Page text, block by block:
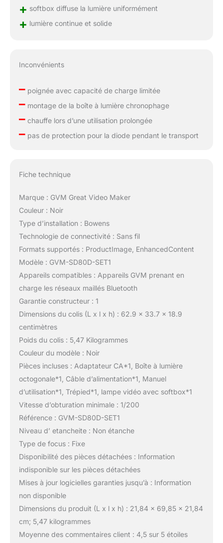
+ softbox diffuse la lumière uniformément
+ lumière continue et solide
Inconvénients
–poignée avec capacité de charge limitée
–montage de la boîte à lumière chronophage
–chauffe lors d’une utilisation prolongée
–pas de protection pour la diode pendant le transport
Fiche technique
Marque : GVM Great Video Maker
Couleur : Noir
Type d’installation : Bowens
Technologie de connectivité : Sans fil
Formats supportés : ProductImage, EnhancedContent
Modèle : GVM-SD80D-SET1
Appareils compatibles : Appareils GVM prenant en
charge les réseaux maillés Bluetooth
Garantie constructeur : 1
Dimensions du colis (L x l x h) : 62.9 x 33.7 x 18.9
centimètres
Poids du colis : 5,47 Kilogrammes
Couleur du modèle : Noir
Pièces incluses : Adaptateur CA*1, Boîte à lumière
octogonale*1, Câble d’alimentation*1, Manuel
d’utilisation*1, Trépied*1, lampe vidéo avec softbox*1
Vitesse d’obturation minimale : 1/200
Référence : GVM-SD80D-SET1
Niveau d’ etancheite : Non étanche
Type de focus : Fixe
Disponibilité des pièces détachées : Information
indisponible sur les pièces détachées
Mises à jour logicielles garanties jusqu’à : Information
non disponible
Dimensions du produit (L x l x h) : 21,84 x 69,85 x 21,84
cm; 5,47 kilogrammes
Moyenne des commentaires client : 4,5 sur 5 étoiles